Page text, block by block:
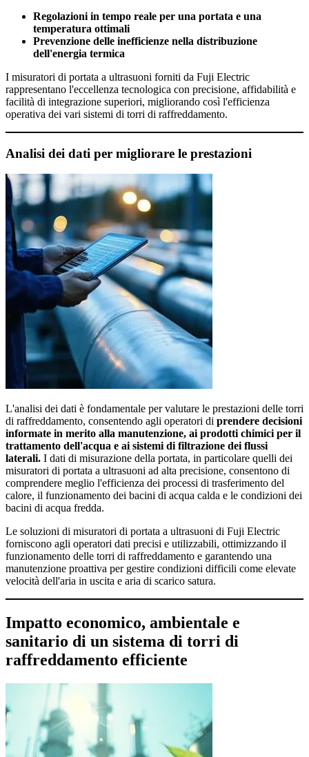
Regolazioni in tempo reale per una portata e una
temperatura ottimali
Prevenzione delle inefficienze nella distribuzione
dell'energia termica
I misuratori di portata a ultrasuoni forniti da Fuji Electric
rappresentano l'eccellenza tecnologica con precisione, affidabilità e
facilità di integrazione superiori, migliorando così l'efficienza
operativa dei vari sistemi di torri di raffreddamento.
Analisi dei dati per migliorare le prestazioni
L'analisi dei dati è fondamentale per valutare le prestazioni delle torri
di raffreddamento, consentendo agli operatori di prendere decisioni
informate in merito alla manutenzione, ai prodotti chimici per il
trattamento dell'acqua e ai sistemi di filtrazione dei flussi
laterali. I dati di misurazione della portata, in particolare quelli dei
misuratori di portata a ultrasuoni ad alta precisione, consentono di
comprendere meglio l'efficienza dei processi di trasferimento del
calore, il funzionamento dei bacini di acqua calda e le condizioni dei
bacini di acqua fredda.
Le soluzioni di misuratori di portata a ultrasuoni di Fuji Electric
forniscono agli operatori dati precisi e utilizzabili, ottimizzando il
funzionamento delle torri di raffreddamento e garantendo una
manutenzione proattiva per gestire condizioni difficili come elevate
velocità dell'aria in uscita e aria di scarico satura.
Impatto economico, ambientale e
sanitario di un sistema di torri di
raffreddamento efficiente